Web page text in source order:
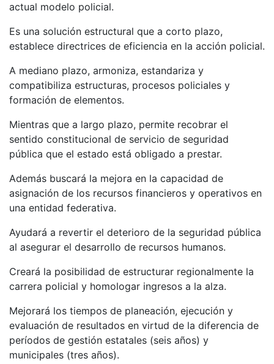
actual modelo policial.
Es una solución estructural que a corto plazo,
establece directrices de eficiencia en la acción policial.
A mediano plazo, armoniza, estandariza y
compatibiliza estructuras, procesos policiales y
formación de elementos.
Mientras que a largo plazo, permite recobrar el
sentido constitucional de servicio de seguridad
pública que el estado está obligado a prestar.
Además buscará la mejora en la capacidad de
asignación de los recursos financieros y operativos en
una entidad federativa.
Ayudará a revertir el deterioro de la seguridad pública
al asegurar el desarrollo de recursos humanos.
Creará la posibilidad de estructurar regionalmente la
carrera policial y homologar ingresos a la alza.
Mejorará los tiempos de planeación, ejecución y
evaluación de resultados en virtud de la diferencia de
períodos de gestión estatales (seis años) y
municipales (tres años).